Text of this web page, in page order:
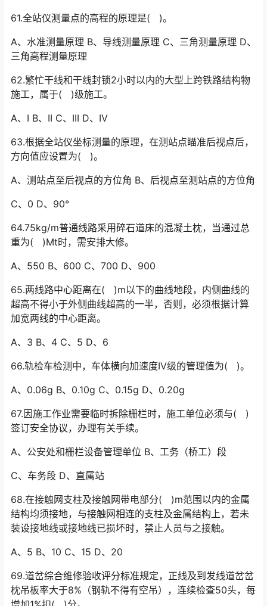
61.全站仪测量点的高程的原理是( )。
A、水准测量原理 B、导线测量原理 C、三角测量原理 D、
三角高程测量原理
62.繁忙干线和干线封锁2小时以内的大型上跨铁路结构物
施工，属于( )级施工。
A、I B、II C、III D、IV
63.根据全站仪坐标测量的原理，在测站点瞄准后视点后，
方向值应设置为( )。
A、测站点至后视点的方位角 B、后视点至测站点的方位角
C、0 D、90°
64.75kg/m普通线路采用碎石道床的混凝土枕，当通过总
重为( )Mt时，需安排大修。
A、550 B、600 C、700 D、900
65.两线路中心距离在( )m以下的曲线地段，内侧曲线的
超高不得小于外侧曲线超高的一半，否则，必须根据计算
加宽两线的中心距离。
A、3 B、4 C、5 D、6
66.轨检车检测中，车体横向加速度IV级的管理值为( )。
A、0.06g B、0.10g C、0.15g D、0.20g
67.因施工作业需要临时拆除栅栏时，施工单位必须与( )
签订安全协议，办理有关手续。
A、公安处和栅栏设备管理单位 B、工务（桥工）段
C、车务段 D、直属站
68.在接触网支柱及接触网带电部分( )m范围以内的金属
结构均须接地，与接触网相连的支柱及金属结构上，若未
装设接地线或接地线已损坏时，禁止人员与之接触。
A、5 B、10 C、15 D、20
69.道岔综合维修验收评分标准规定，正线及到发线道岔岔
枕吊板率大于8%（钢轨不得有空吊），连续检查50头，每